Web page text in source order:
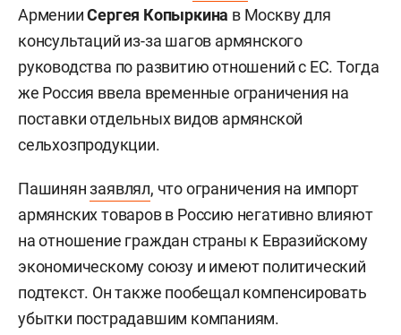
АрменииСергея Копыркина в Москву для
консультаций из-за шагов армянского
руководства по развитию отношений с ЕС. Тогда
же Россия ввела временные ограничения на
поставки отдельных видов армянской
сельхозпродукции.
Пашинянзаявлял, что ограничения на импорт
армянских товаров в Россию негативно влияют
на отношение граждан страны к Евразийскому
экономическому союзу и имеют политический
подтекст. Он также пообещал компенсировать
убытки пострадавшим компаниям.